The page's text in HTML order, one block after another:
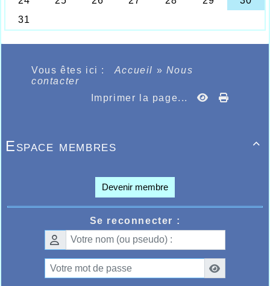
Vous êtes ici : Accueil » Nous
contacter
Imprimer la page...

Espace membres
Devenir membre
Se reconnecter :